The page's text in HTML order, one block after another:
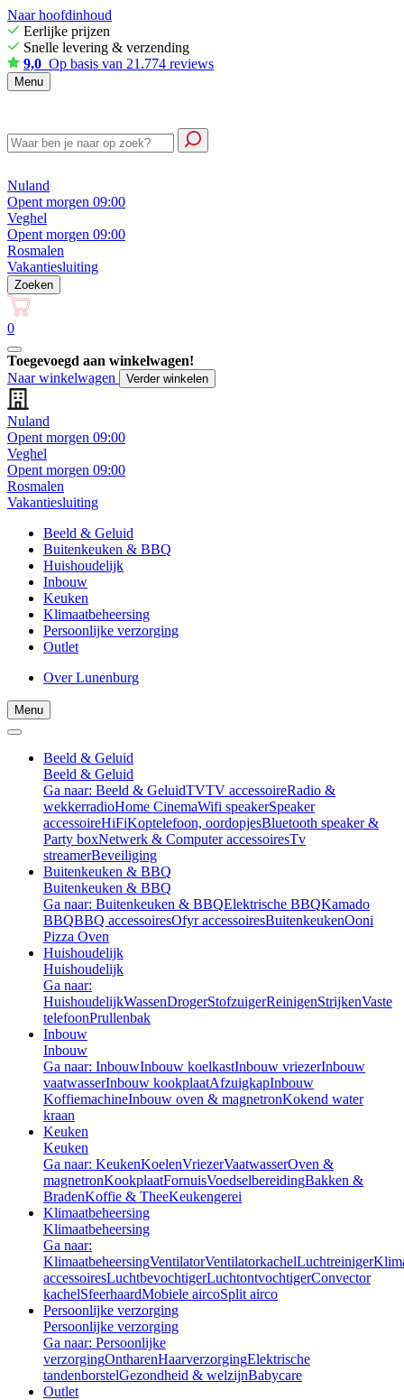
Naar hoofdinhoud
Eerlijke prijzen
Snelle levering & verzending
9,0 Op basis van 21.774 reviews
Menu
Nuland
Opent morgen 09:00
Veghel
Opent morgen 09:00
Rosmalen
Vakantiesluiting
Zoeken
0
Toegevoegd aan winkelwagen!
Naar winkelwagen
Verder winkelen
Nuland
Opent morgen 09:00
Veghel
Opent morgen 09:00
Rosmalen
Vakantiesluiting
Beeld & Geluid
Buitenkeuken & BBQ
Huishoudelijk
Inbouw
Keuken
Klimaatbeheersing
Persoonlijke verzorging
Outlet
Over Lunenburg
Menu
Beeld & Geluid
Beeld & Geluid
Ga naar: Beeld & GeluidTVTV accessoireRadio &
wekkerradioHome CinemaWifi speakerSpeaker
accessoireHiFiKoptelefoon, oordopjesBluetooth speaker &
Party boxNetwerk & Computer accessoiresTv
streamerBeveiliging
Buitenkeuken & BBQ
Buitenkeuken & BBQ
Ga naar: Buitenkeuken & BBQElektrische BBQKamado
BBQBBQ accessoiresOfyr accessoiresBuitenkeukenOoni
Pizza Oven
Huishoudelijk
Huishoudelijk
Ga naar:
HuishoudelijkWassenDrogerStofzuigerReinigenStrijkenVaste
telefoonPrullenbak
Inbouw
Inbouw
Ga naar: InbouwInbouw koelkastInbouw vriezerInbouw
vaatwasserInbouw kookplaatAfzuigkapInbouw
KoffiemachineInbouw oven & magnetronKokend water
kraan
Keuken
Keuken
Ga naar: KeukenKoelenVriezerVaatwasserOven &
magnetronKookplaatFornuisVoedselbereidingBakken &
BradenKoffie & TheeKeukengerei
Klimaatbeheersing
Klimaatbeheersing
Ga naar:
KlimaatbeheersingVentilatorVentilatorkachelLuchtreiniger
accessoiresLuchtbevochtigerLuchtontvochtigerConvector
kachelSfeerhaardMobiele aircoSplit airco
Persoonlijke verzorging
Persoonlijke verzorging
Ga naar: Persoonlijke
verzorgingOntharenHaarverzorgingElektrische
tandenborstelGezondheid & welzijnBabycare
Outlet